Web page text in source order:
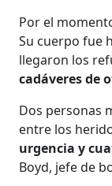
Por el
Su cuerpo fue
llegaron los
cadáveres de
Dos personas
entre los
urgencia y
Boyd, jefe de